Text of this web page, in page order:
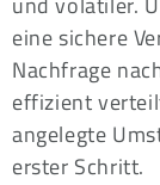
eine sichere
Nachfrage
effizient
angelegte
erster Schritt.